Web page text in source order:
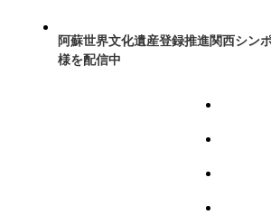
阿蘇世界文化遺産登録推進関西シ
様を配信中